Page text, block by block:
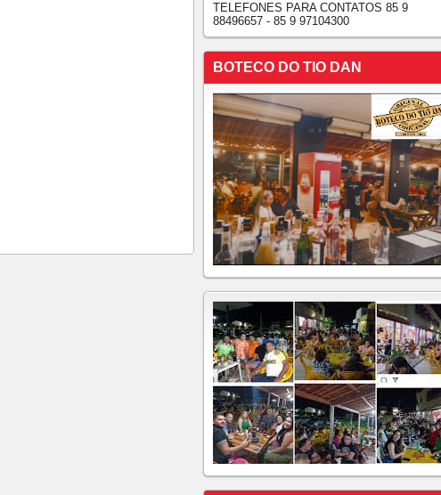
TELEFONES PARA CONTATOS 85 9
88496657 - 85 9 97104300
BOTECO DO TIO DAN